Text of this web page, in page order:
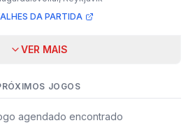
DA PARTIDA
VER MAIS
JOGOS
agendado encontrado